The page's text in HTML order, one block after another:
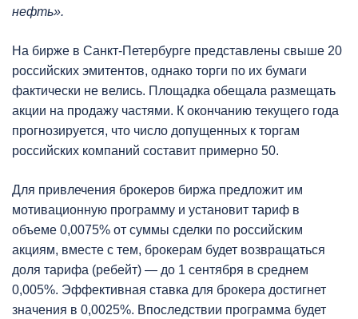
нефть».
На бирже в Санкт-Петербурге представлены свыше 20
российских эмитентов, однако торги по их бумаги
фактически не велись. Площадка обещала размещать
акции на продажу частями. К окончанию текущего года
прогнозируется, что число допущенных к торгам
российских компаний составит примерно 50.
Для привлечения брокеров биржа предложит им
мотивационную программу и установит тариф в
объеме 0,0075% от суммы сделки по российским
акциям, вместе с тем, брокерам будет возвращаться
доля тарифа (ребейт) — до 1 сентября в среднем
0,005%. Эффективная ставка для брокера достигнет
значения в 0,0025%. Впоследствии программа будет